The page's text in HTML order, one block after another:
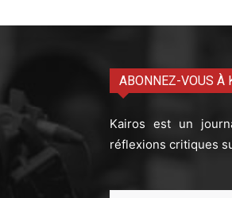
ABONNEZ-VOUS À
Kairos est un
réflexions critiques